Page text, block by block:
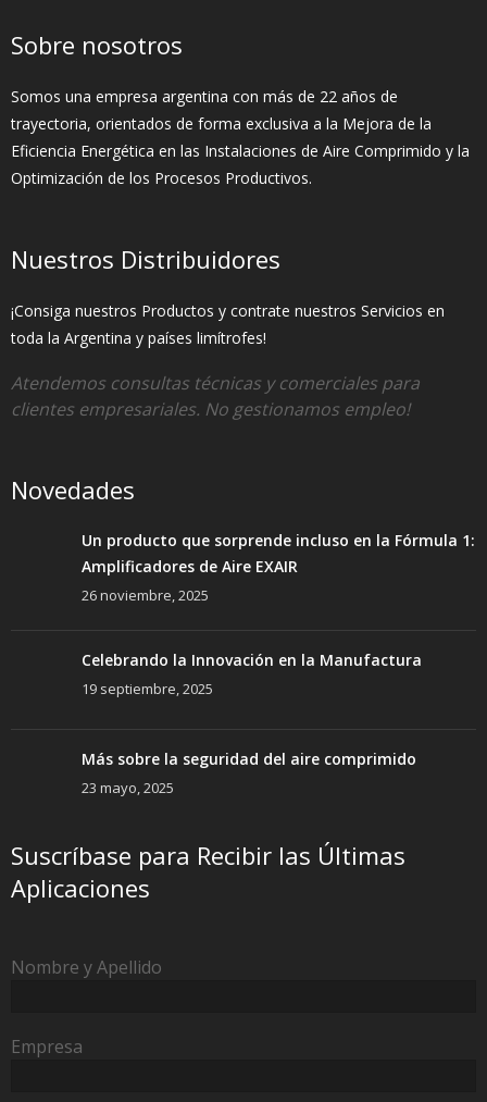
Sobre nosotros
Somos una empresa argentina con más de 22 años de
trayectoria, orientados de forma exclusiva a la Mejora de la
Eficiencia Energética en las Instalaciones de Aire Comprimido y la
Optimización de los Procesos Productivos.
Nuestros Distribuidores
¡Consiga nuestros Productos y contrate nuestros Servicios en
toda la Argentina y países limítrofes!
Atendemos consultas técnicas y comerciales para
clientes empresariales. No gestionamos empleo!
Novedades
Un producto que sorprende incluso en la Fórmula 1:
Amplificadores de Aire EXAIR
26 noviembre, 2025
Celebrando la Innovación en la Manufactura
19 septiembre, 2025
Más sobre la seguridad del aire comprimido
23 mayo, 2025
Suscríbase para Recibir las Últimas
Aplicaciones
Nombre y Apellido
Empresa